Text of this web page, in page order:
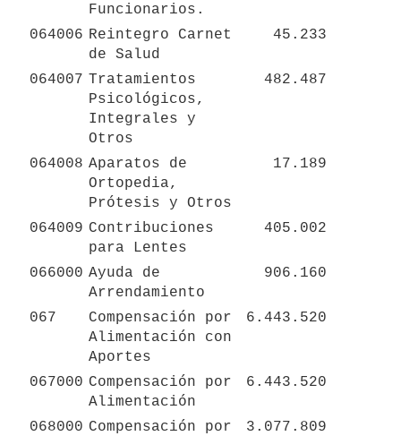
Funcionarios.
064006 Reintegro Carnet
de Salud
45.233
064007 Tratamientos
Psicológicos,
Integrales y
Otros
482.487
064008 Aparatos de
Ortopedia,
Prótesis y Otros
17.189
064009 Contribuciones
para Lentes
405.002
066000 Ayuda de
Arrendamiento
906.160
067
Compensación por
Alimentación con
Aportes
6.443.520
067000 Compensación por
Alimentación
6.443.520
068000 Compensación por
3.077.809